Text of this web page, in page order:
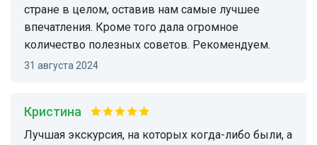
стране в целом, оставив нам самые лучшее
впечатления. Кроме того дала огромное
количество полезных советов. Рекомендуем.
31 августа 2024
Кристина
Лучшая экскурсия, на которых когда-либо были, а